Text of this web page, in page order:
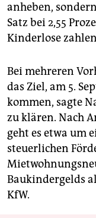
anheben,
Satz bei 2,55
Kinderlose
Bei mehreren
das Ziel, am 5.
kommen, sagte
zu klären. Nach
geht es etwa um
steuerlichen
Baukindergelds
KfW.